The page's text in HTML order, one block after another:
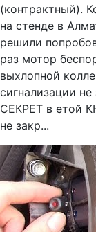
(контрактный).
на стенде в
решили
раз мотор
выхлопной
сигнализации
СЕКРЕТ в етой
не закр...